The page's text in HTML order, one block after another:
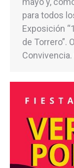
para todos
Exposición
de Torrero”.